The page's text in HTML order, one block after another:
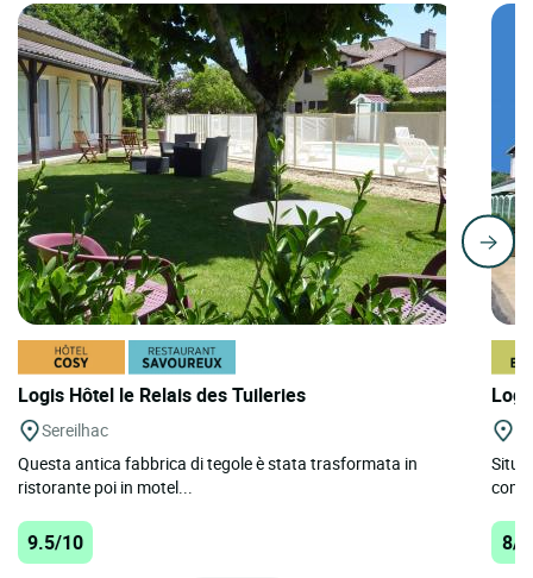
Logis Hôtel le Relais des Tuileries
Sereilhac
Questa antica fabbrica di tegole è stata trasformata in
ristorante poi in motel...
9.5/10 8/